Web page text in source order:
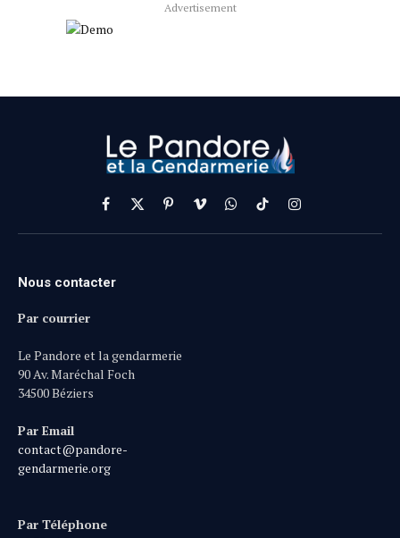
Advertisement
Facebook
X
(Twitter)
PinterestVimeoWhatsApp
TikTokInstagram
Nous contacter
Par courrier
Le Pandore et la gendarmerie
90 Av. Maréchal Foch
34500 Béziers
Par Email
contact@pandore-
gendarmerie.org
Par Téléphone